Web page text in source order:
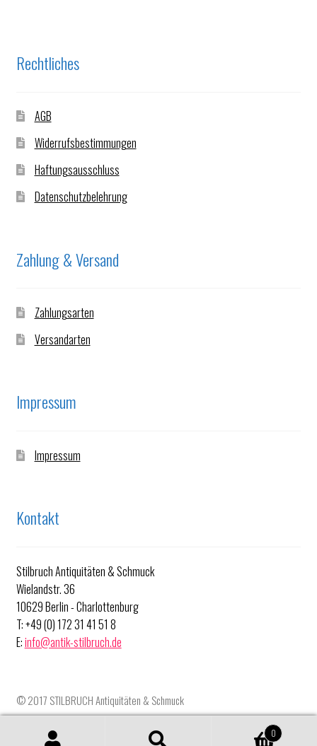
Rechtliches
AGB
Widerrufsbestimmungen
Haftungsausschluss
Datenschutzbelehrung
Zahlung & Versand
Zahlungsarten
Versandarten
Impressum
Impressum
Kontakt
Stilbruch Antiquitäten & Schmuck
Wielandstr. 36
10629 Berlin - Charlottenburg
T: +49 (0) 172 31 41 51 8
E:info@antik-stilbruch.de
0